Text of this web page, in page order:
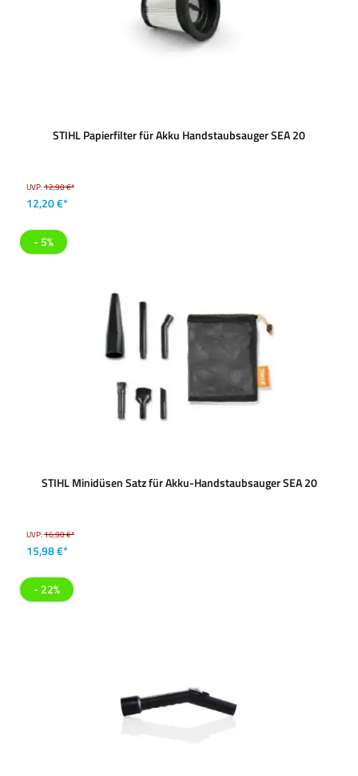
STIHL Papierfilter für Akku Handstaubsauger SEA 20
UVP:12,90 €*
12,20 €*
- 5%
STIHL Minidüsen Satz für Akku-Handstaubsauger SEA 20
UVP:16,90 €*
15,98 €*
- 22%